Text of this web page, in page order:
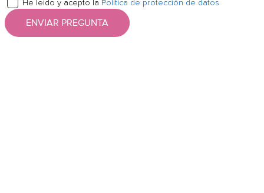
He leido y acepto la Politica de protección de datos
ENVIAR PREGUNTA